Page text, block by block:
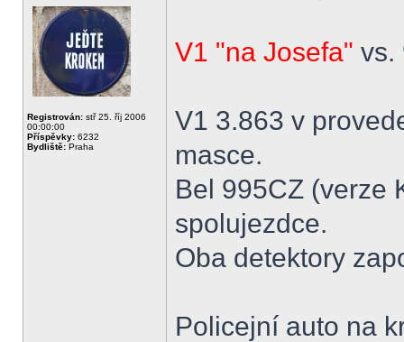
Registrován: stř 25. říj 2006
00:00:00
Příspěvky: 6232
Bydliště: Praha
V1 "na Josefa" vs.
V1 3.863 v
masce.
Bel 995CZ (verze
spolujezdce.
Oba detektory
Policejní auto na